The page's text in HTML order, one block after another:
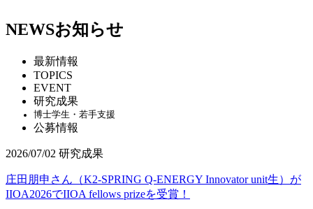
NEWSお知らせ
最新情報
TOPICS
EVENT
研究成果
博士学生・若手支援
公募情報
2026/07/02 研究成果
庄田朋申さん（K2-SPRING Q-ENERGY Innovator unit生）が
IIOA2026でIIOA fellows prizeを受賞！